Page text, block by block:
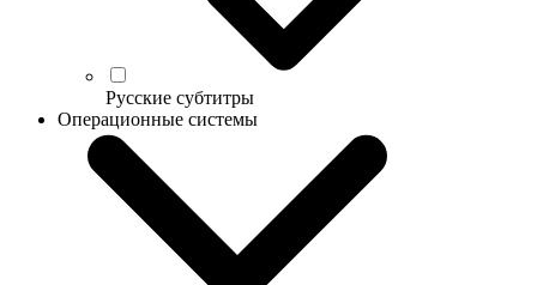
Русские субтитры
Операционные системы